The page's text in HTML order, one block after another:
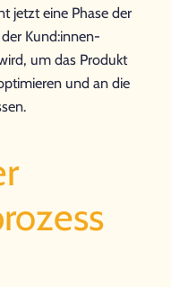
jetzt eine Phase der
Kund:innen-
um das Produkt
und an die